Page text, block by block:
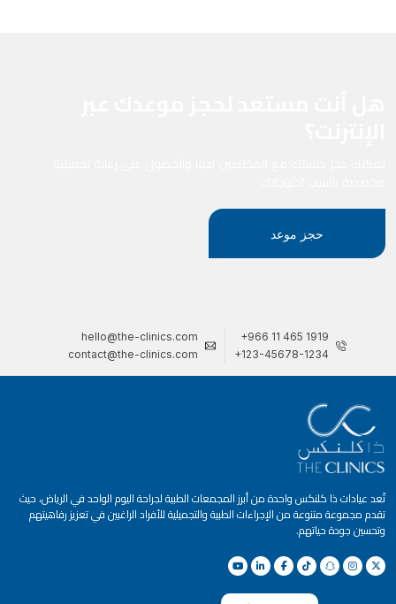
حجز موعد
+966 11 465 1919
+123-45678-1234
hello@the-clinics.com
contact@the-clinics.com
تُعد عيادات ذا كلنكس واحدة من أبرز المجمعات الطبية لجراحة اليوم الواحد في الرياض، حيث
تقدم مجموعة متنوعة من الإجراءات الطبية والتجميلية للأفراد الراغبين في تعزيز رفاهيتهم
وتحسين جودة حياتهم.